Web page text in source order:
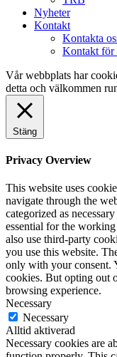
Nyheter
Kontakt
Kontakta
Kontakt för
Vår webbplats har
detta och välkommen
Stäng
Privacy Overview
This website uses
navigate through the
categorized as
essential for the
also use third-party
you use this website.
only with your consent.
cookies. But opting out
browsing experience.
Necessary
Necessary
Alltid aktiverad
Necessary cookies are